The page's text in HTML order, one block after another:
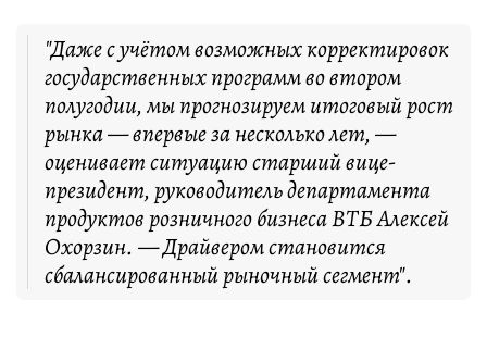
"Даже с учётом возможных корректировок
государственных программ во втором
полугодии, мы прогнозируем итоговый рост
рынка — впервые за несколько лет, —
оценивает ситуацию старший вице-
президент, руководитель департамента
продуктов розничного бизнеса ВТБ Алексей
Охорзин. — Драйвером становится
сбалансированный рыночный сегмент".